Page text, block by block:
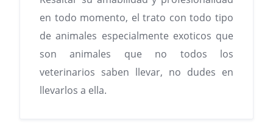
en todo momento, el trato con todo tipo
de animales especialmente exoticos que
son animales que no todos los
veterinarios saben llevar, no dudes en
llevarlos a ella.